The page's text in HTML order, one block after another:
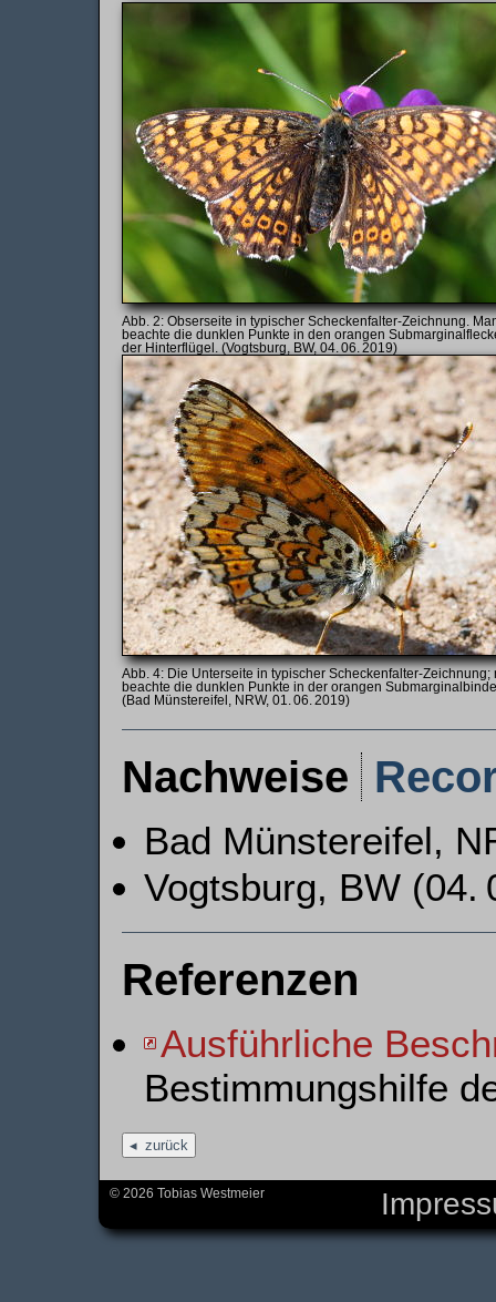
Obserseite in typischer Scheckenfalter-Zeichnung.
beachte die dunklen Punkte in den orangen
der Hinter­flügel. (Vogtsburg, BW, 04. 06. 2019)
Die Unterseite in typischer Schecken­falter-Zeichnung;
beachte die dunklen Punkte in der orangen
(Bad Münstereifel, NRW, 01. 06. 2019)
Nachweise
Bad Münstereifel,
Vogtsburg, BW (04.
Referenzen
Ausführliche
Bestimmungshilfe
zurück
© 2026 Tobias Westmeier